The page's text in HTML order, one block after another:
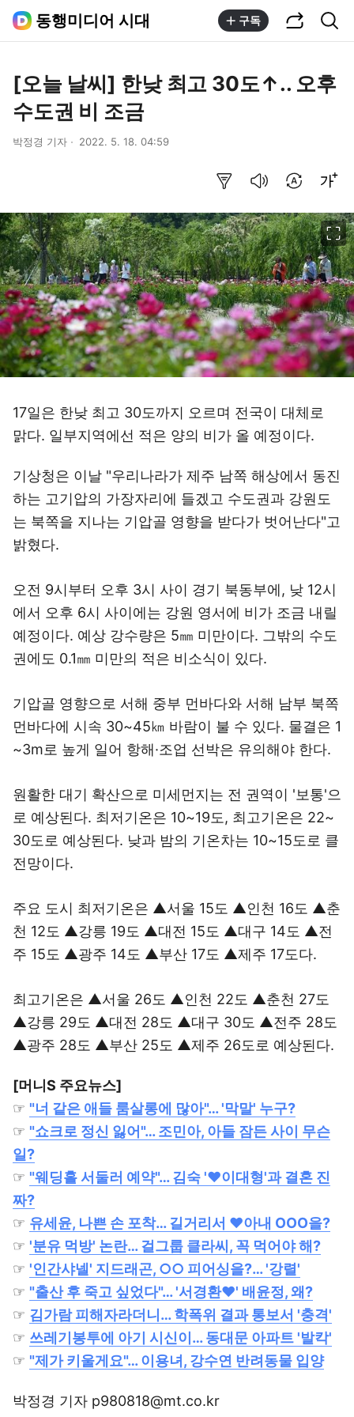
동행미디어 시대 구독
[오늘 날씨] 한낮 최고 30도↑.. 오후
수도권 비 조금
박정경 기자 2022. 5. 18. 04:59
17일은 한낮 최고 30도까지 오르며 전국이 대체로
맑다. 일부지역에선 적은 양의 비가 올 예정이다.
기상청은 이날 "우리나라가 제주 남쪽 해상에서 동진
하는 고기압의 가장자리에 들겠고 수도권과 강원도
는 북쪽을 지나는 기압골 영향을 받다가 벗어난다"고
밝혔다.
오전 9시부터 오후 3시 사이 경기 북동부에, 낮 12시
에서 오후 6시 사이에는 강원 영서에 비가 조금 내릴
예정이다. 예상 강수량은 5㎜ 미만이다. 그밖의 수도
권에도 0.1㎜ 미만의 적은 비소식이 있다.
기압골 영향으로 서해 중부 먼바다와 서해 남부 북쪽
먼바다에 시속 30~45㎞ 바람이 불 수 있다. 물결은 1
~3m로 높게 일어 항해·조업 선박은 유의해야 한다.
원활한 대기 확산으로 미세먼지는 전 권역이 '보통'으
로 예상된다. 최저기온은 10~19도, 최고기온은 22~
30도로 예상된다. 낮과 밤의 기온차는 10~15도로 클
전망이다.
주요 도시 최저기온은 ▲서울 15도 ▲인천 16도 ▲춘
천 12도 ▲강릉 19도 ▲대전 15도 ▲대구 14도 ▲전
주 15도 ▲광주 14도 ▲부산 17도 ▲제주 17도다.
최고기온은 ▲서울 26도 ▲인천 22도 ▲춘천 27도
▲강릉 29도 ▲대전 28도 ▲대구 30도 ▲전주 28도
▲광주 28도 ▲부산 25도 ▲제주 26도로 예상된다.
[머니S 주요뉴스]
☞ "너 같은 애들 룸살롱에 많아"… '막말' 누구?
☞ "쇼크로 정신 잃어"… 조민아, 아들 잠든 사이 무슨
일?
☞ "웨딩홀 서둘러 예약"… 김숙 '♥이대형'과 결혼 진
짜?
☞ 유세윤, 나쁜 손 포착… 길거리서 ♥아내 OOO을?
☞ '분유 먹방' 논란… 걸그룹 클라씨, 꼭 먹어야 해?
☞ '인간샤넬' 지드래곤, ○○ 피어싱을?… '강렬'
☞ "출산 후 죽고 싶었다"… '서경환♥' 배윤정, 왜?
☞ 김가람 피해자라더니… 학폭위 결과 통보서 '충격'
☞ 쓰레기봉투에 아기 시신이… 동대문 아파트 '발칵'
☞ "제가 키울게요"… 이용녀, 강수연 반려동물 입양
박정경 기자 p980818@mt.co.kr